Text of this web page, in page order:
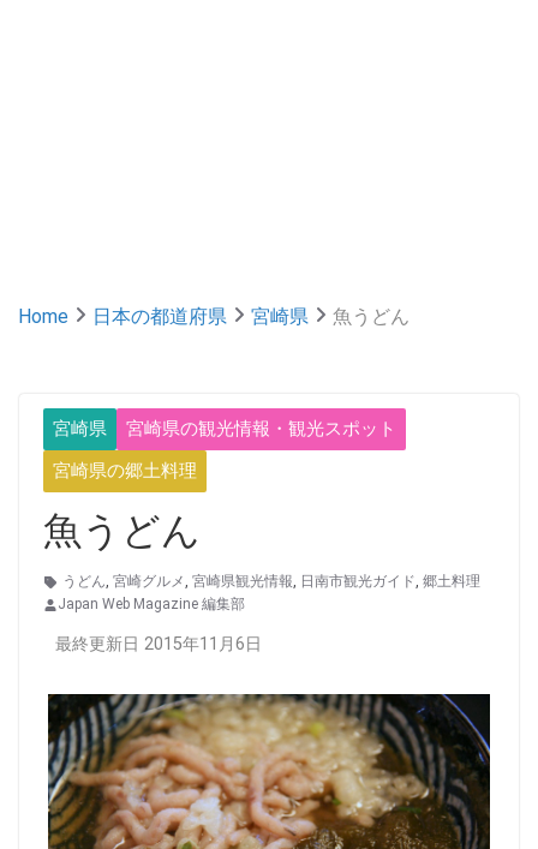
Home 日本の都道府県 宮崎県 魚うどん
宮崎県
宮崎県の観光情報・観光スポット
宮崎県の郷土料理
魚うどん
うどん, 宮崎グルメ, 宮崎県観光情報, 日南市観光ガイド, 郷土料理
Japan Web Magazine 編集部
最終更新日 2015年11月6日